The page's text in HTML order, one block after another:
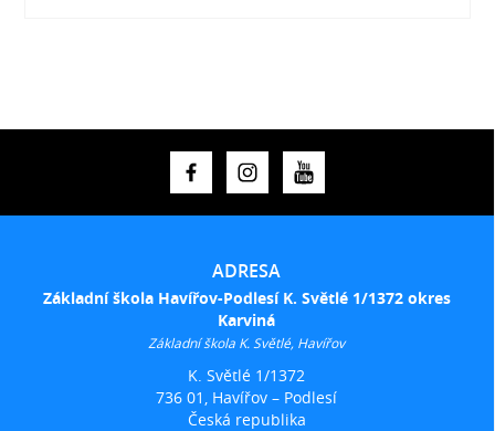
ADRESA
Základní škola Havířov-Podlesí K. Světlé 1/1372 okres
Karviná
Základní škola K. Světlé, Havířov
K. Světlé 1/1372
736 01, Havířov – Podlesí
Česká republika